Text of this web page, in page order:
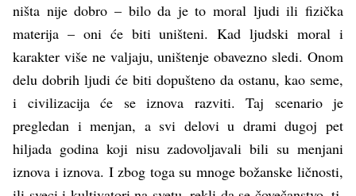
ništa nije dobro – bilo da je to moral ljudi ili fizička
materija – oni će biti uništeni. Kad ljudski moral i
karakter više ne valjaju, uništenje obavezno sledi. Onom
delu dobrih ljudi će biti dopušteno da ostanu, kao seme,
i civilizacija će se iznova razviti. Taj scenario je
pregledan i menjan, a svi delovi u drami dugoj pet
hiljada godina koji nisu zadovoljavali bili su menjani
iznova i iznova. I zbog toga su mnoge božanske ličnosti,